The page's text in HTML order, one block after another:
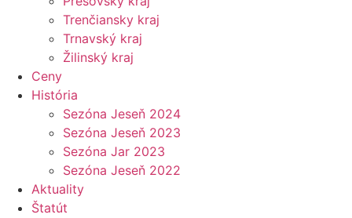
Trenčiansky kraj
Trnavský kraj
Žilinský kraj
Ceny
História
Sezóna Jeseň 2024
Sezóna Jeseň 2023
Sezóna Jar 2023
Sezóna Jeseň 2022
Aktuality
Štatút